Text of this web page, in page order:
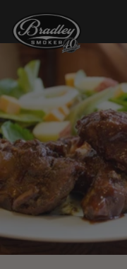
INHALT